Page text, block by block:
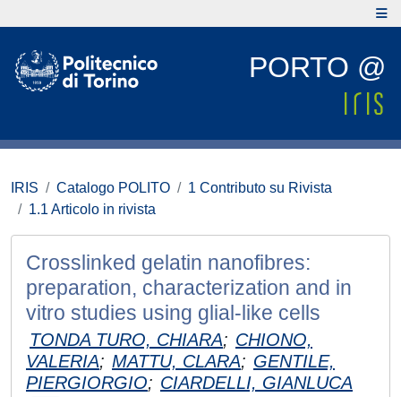
PORTO @
IRIS Catalogo POLITO
1 Contributo su Rivista
1.1 Articolo in rivista
Crosslinked gelatin nanofibres:
preparation, characterization and in
vitro studies using glial-like cells
TONDA TURO, CHIARA; CHIONO,
VALERIA; MATTU, CLARA; GENTILE,
PIERGIORGIO; CIARDELLI, GIANLUCA